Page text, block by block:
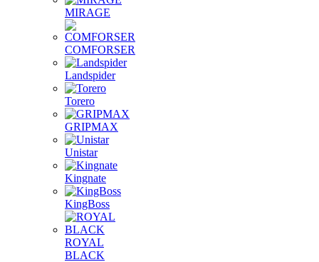
MIRAGE
COMFORSER
Landspider
Torero
GRIPMAX
Unistar
Kingnate
KingBoss
ROYAL
BLACK